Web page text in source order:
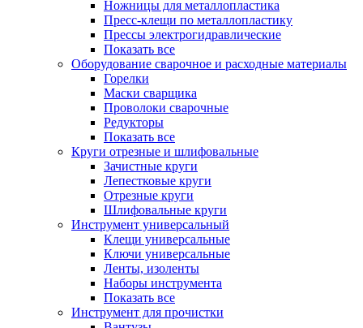
Ножницы для металлопластика
Пресс-клещи по металлопластику
Прессы электрогидравлические
Показать все
Оборудование сварочное и расходные материалы
Горелки
Маски сварщика
Проволоки сварочные
Редукторы
Показать все
Круги отрезные и шлифовальные
Зачистные круги
Лепестковые круги
Отрезные круги
Шлифовальные круги
Инструмент универсальный
Клещи универсальные
Ключи универсальные
Ленты, изоленты
Наборы инструмента
Показать все
Инструмент для прочистки